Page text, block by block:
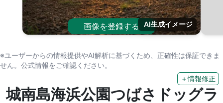
画像を登録する AI生成イメージ
※ユーザーからの情報提供やAI解析に基づくため、正確性は保証できま
せん。公式情報をご確認ください。
＋情報修正
城南島海浜公園つばさドッグラ